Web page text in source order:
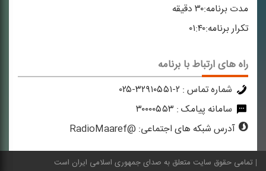
مدت برنامه:۳۰ دقیقه
تکرار برنامه:۰۱:۴۰
راه های ارتباط با برنامه
شماره تماس : ۲-۳۲۹۱۰۵۵۱-۰۲۵
سامانه پیامک : ۳۰۰۰۰۵۵۳
آدرس شبکه های اجتماعی: @RadioMaaref
تمامی حقوق سایت متعلق به صدای جمهوری اسلامی ایران است